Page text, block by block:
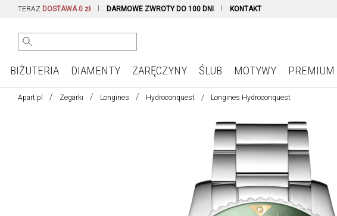
TERAZ DOSTAWA 0 zł DARMOWE ZWROTY DO 100 DNI KONTAKT
BIŻUTERIA DIAMENTY ZARĘCZYNY ŚLUB MOTYWY PREMIUM
Apart.pl Zegarki Longines Hydroconquest Longines Hydroconquest